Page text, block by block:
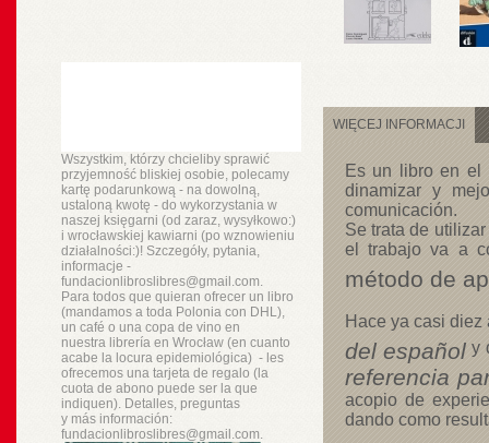
Wszystkim, którzy chcieliby sprawić
przyjemność bliskiej osobie, polecamy
kartę podarunkową - na dowolną,
ustaloną kwotę - do wykorzystania w
naszej księgarni (od zaraz, wysyłkowo:)
i wrocławskiej kawiarni (po wznowieniu
działalności:)! Szczegóły, pytania,
informacje -
fundacionlibroslibres@gmail.com.
Para todos que quieran ofrecer un libro
(mandamos a toda Polonia con DHL),
un café o una copa de vino en
nuestra libreríaen Wrocław (en cuanto
acabe la locura epidemiológica) - les
ofrecemos una tarjeta de regalo (la
cuota de abono puede ser la que
indiquen). Detalles, preguntas
y másinformación:
fundacionlibroslibres@gmail.com.
WIĘCEJ INFORMACJI
Es un libro en el
dinamizar y
comunicación.
Se trata de
el trabajo va a
método de
Hace ya casi
del español y
referencia
acopio de
dando como